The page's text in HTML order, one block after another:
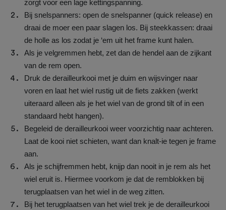
zorgt voor een lage kettingspanning.
Bij snelspanners: open de snelspanner (quick release) en
draai de moer een paar slagen los. Bij steekkassen: draai
de holle as los zodat je ‘em uit het frame kunt halen.
Als je velgremmen hebt, zet dan de hendel aan de zijkant
van de rem open.
Druk de derailleurkooi met je duim en wijsvinger naar
voren en laat het wiel rustig uit de fiets zakken (werkt
uiteraard alleen als je het wiel van de grond tilt of in een
standaard hebt hangen).
Begeleid de derailleurkooi weer voorzichtig naar achteren.
Laat de kooi niet schieten, want dan knalt-ie tegen je frame
aan.
Als je schijfremmen hebt, knijp dan nooit in je rem als het
wiel eruit is. Hiermee voorkom je dat de remblokken bij
terugplaatsen van het wiel in de weg zitten.
Bij het terugplaatsen van het wiel trek je de derailleurkooi